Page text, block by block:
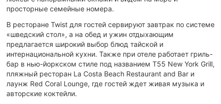
просторные семейные номера.
В ресторане Twist для гостей сервируют завтрак по системе
«шведский стол», а на обед и ужин отдыхающим
предлагается широкий выбор блюд тайской и
интернациональной кухни. Также при отеле работает гриль-
бар в нью-йоркском стиле под названием T55 New York Grill,
пляжный ресторан La Costa Beach Restaurant and Bar и
лаунж Red Coral Lounge, где гостей ждет живая музыка и
авторские коктейли.